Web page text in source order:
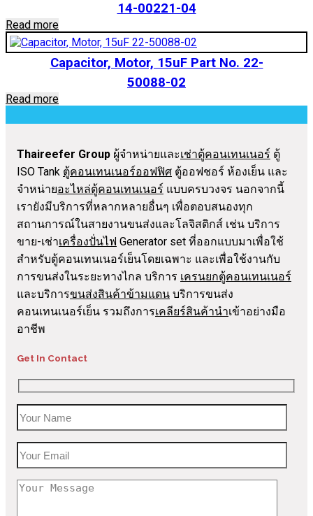
14-00221-04
Read more
Capacitor, Motor, 15uF Part No. 22-
50088-02
Read more
Thaireefer Group ผู้จำหน่ายและเช่าตู้คอนเทนเนอร์ ตู้
ISO Tank ตู้คอนเทนเนอร์ออฟฟิศ ตู้ออฟชอร์ ห้องเย็น และ
จำหน่ายอะไหล่ตู้คอนเทนเนอร์ แบบครบวงจร นอกจากนี้
เรายังมีบริการที่หลากหลายอื่นๆ เพื่อตอบสนองทุก
สถานการณ์ในสายงานขนส่งและโลจิสติกส์ เช่น บริการ
ขาย-เช่าเครื่องปั่นไฟ Generator set ที่ออกแบบมาเพื่อใช้
สำหรับตู้คอนเทนเนอร์เย็นโดยเฉพาะ และเพื่อใช้งานกับ
การขนส่งในระยะทางไกล บริการ เครนยกตู้คอนเทนเนอร์
และบริการขนส่งสินค้าข้ามแดน บริการขนส่ง
คอนเทนเนอร์เย็น รวมถึงการเคลียร์สินค้านำเข้าอย่างมือ
อาชีพ
Get In Contact